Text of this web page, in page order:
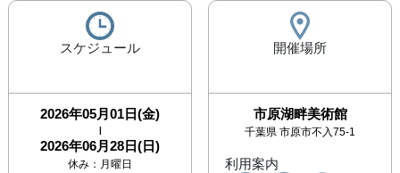
スケジュール
2026年05月01日(金)
|
2026年06月28日(日)
休み： 月曜日
開催場所
市原湖畔美術館
千葉県 市原市不入75-1
利用案内